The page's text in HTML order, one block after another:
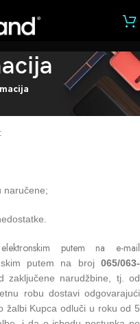
naručene;
putem na e-mail
putem na broj 065/063-
narudžbine, tj. od
robu dostavi odgovarajući
žalbi Kupca odluči u roku od 5